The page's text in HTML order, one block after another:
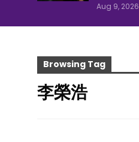
Aug 9, 2026
Browsing Tag
李榮浩